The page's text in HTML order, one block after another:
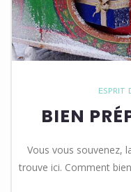
ESPRIT
BIEN
Vous vous souvenez,
trouve ici. Comment